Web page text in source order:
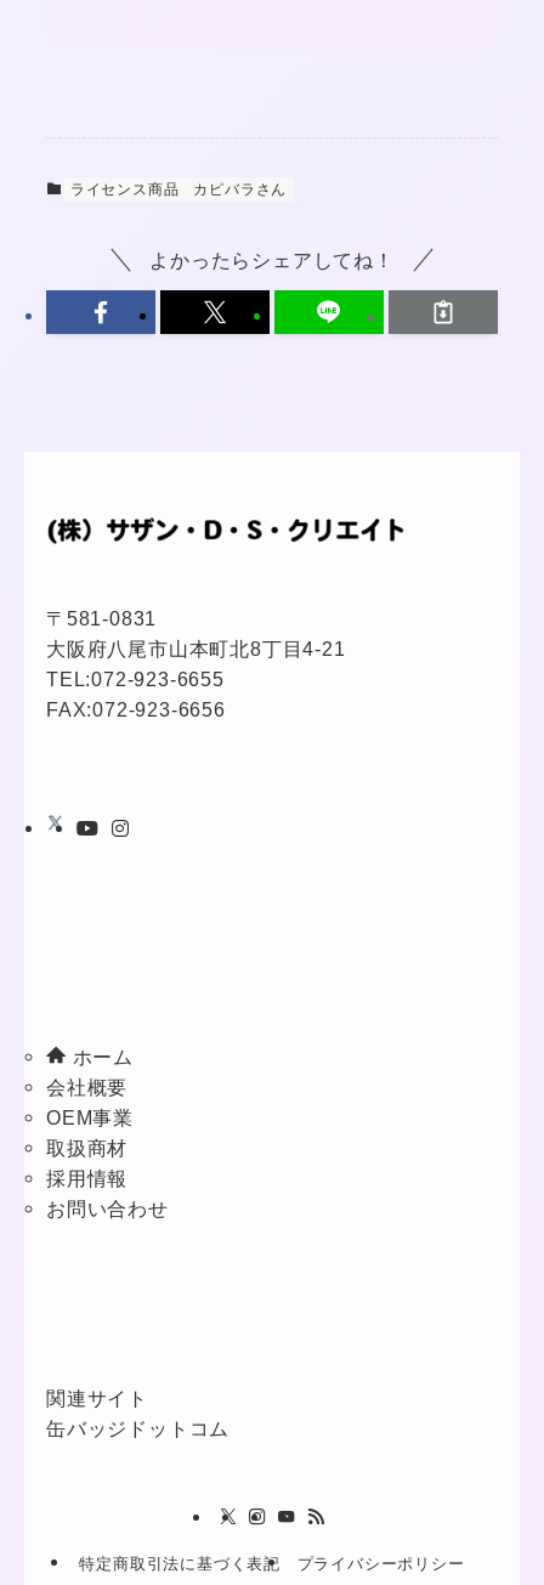
ライセンス商品 カピバラさん
よかったらシェアしてね！
〒581-0831
大阪府八尾市山本町北8丁目4-21
TEL:072-923-6655
FAX:072-923-6656
ホーム
会社概要
OEM事業
取扱商材
採用情報
お問い合わせ
関連サイト
缶バッジドットコム
特定商取引法に基づく表記 プライバシーポリシー